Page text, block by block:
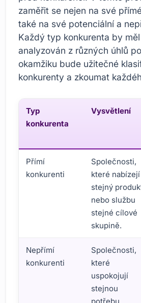
zaměřit se nejen na své
také na své potenciální a
Každý typ konkurenta by
analyzován z různých úhlů
okamžiku bude užitečné
konkurenty a zkoumat
Typ
konkurenta
Vysvětlení
Přímí
konkurenti
Společnosti,
které nabízejí
stejný
nebo službu
stejné cílové
skupině.
Nepřímí
konkurenti
Společnosti,
které
uspokojují
stejnou